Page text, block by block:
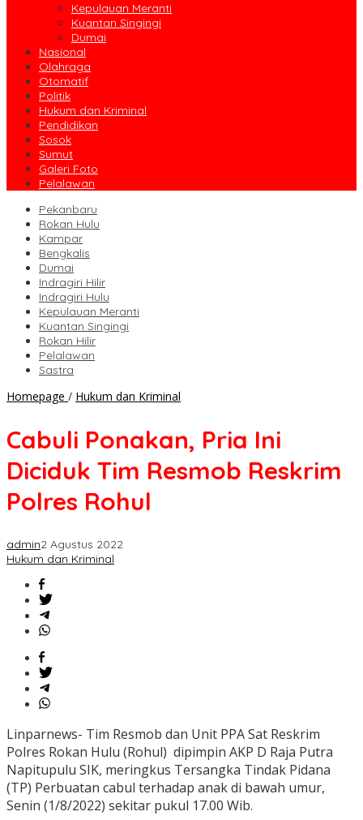
Kepulauan Meranti
Kuantan Singingi
Dumai
Nasional
Olahraga
Otomatif
Politik
Hukum dan Kriminal
Pendidikan
Sosok
Sumut
Galeri Foto
Pelalawan
Pekanbaru
Rokan Hulu
Kampar
Bengkalis
Dumai
Indragiri Hilir
Indragiri Hulu
Kepulauan Meranti
Kuantan Singingi
Rokan Hilir
Pelalawan
Sastra
Homepage / Hukum dan Kriminal
Ini
Diciduk
Tim
Cabuli Ponakan, Pria Ini
Diciduk Tim Resmob Reskrim
Polres Rohul
admin2 Agustus 2022
Hukum dan Kriminal
Linparnews- Tim Resmob dan Unit PPA Sat Reskrim
Polres Rokan Hulu (Rohul) dipimpin AKP D Raja Putra
Napitupulu SIK, meringkus Tersangka Tindak Pidana
(TP) Perbuatan cabul terhadap anak di bawah umur,
Senin (1/8/2022) sekitar pukul 17.00 Wib.